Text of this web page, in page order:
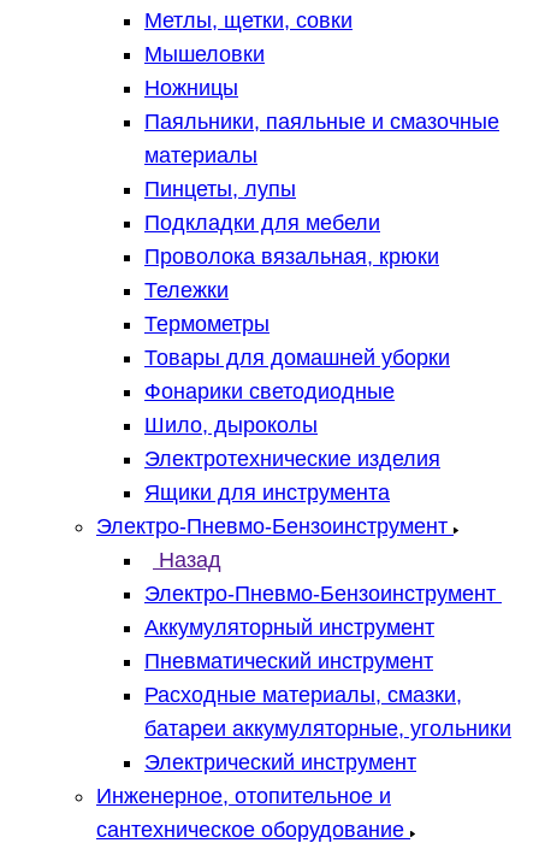
Метлы, щетки, совки
Мышеловки
Ножницы
Паяльники, паяльные и смазочные
материалы
Пинцеты, лупы
Подкладки для мебели
Проволока вязальная, крюки
Тележки
Термометры
Товары для домашней уборки
Фонарики светодиодные
Шило, дыроколы
Электротехнические изделия
Ящики для инструмента
Электро-Пневмо-Бензоинструмент
Назад
Электро-Пневмо-Бензоинструмент
Аккумуляторный инструмент
Пневматический инструмент
Расходные материалы, смазки,
батареи аккумуляторные, угольники
Электрический инструмент
Инженерное, отопительное и
сантехническое оборудование